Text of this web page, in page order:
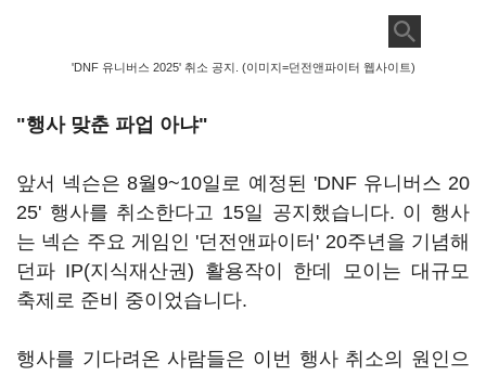
'DNF 유니버스 2025' 취소 공지. (이미지=던전앤파이터 웹사이트)
"행사 맞춘 파업 아냐"
앞서 넥슨은 8월9~10일로 예정된 'DNF 유니버스 20
25' 행사를 취소한다고 15일 공지했습니다. 이 행사
는 넥슨 주요 게임인 '던전앤파이터' 20주년을 기념해
던파 IP(지식재산권) 활용작이 한데 모이는 대규모
축제로 준비 중이었습니다.
행사를 기다려온 사람들은 이번 행사 취소의 원인으